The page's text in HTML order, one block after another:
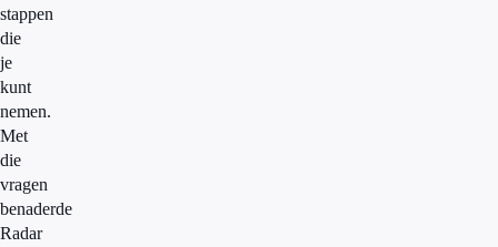
stappen
die
je
kunt
nemen.
Met
die
vragen
benaderde
Radar